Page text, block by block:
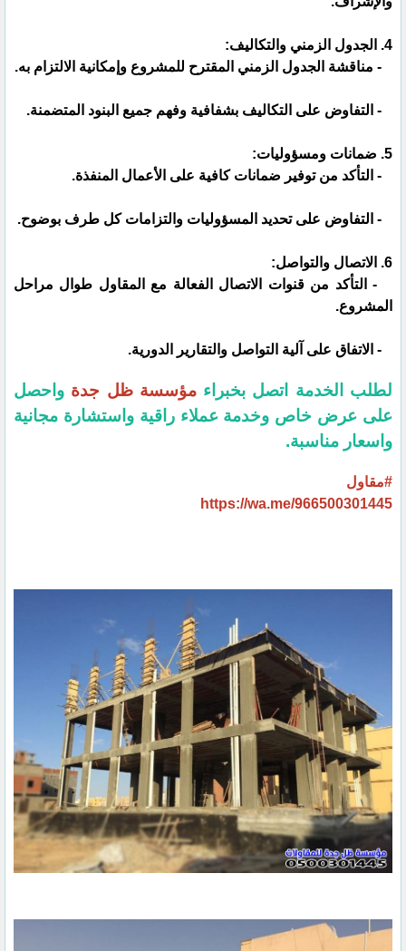
4. الجدول الزمني والتكاليف:
- مناقشة الجدول الزمني المقترح للمشروع وإمكانية الالتزام به.
- التفاوض على التكاليف بشفافية وفهم جميع البنود المتضمنة.
5. ضمانات ومسؤوليات:
- التأكد من توفير ضمانات كافية على الأعمال المنفذة.
- التفاوض على تحديد المسؤوليات والتزامات كل طرف بوضوح.
6. الاتصال والتواصل:
- التأكد من قنوات الاتصال الفعالة مع المقاول طوال مراحل
المشروع.
- الاتفاق على آلية التواصل والتقارير الدورية.
لطلب الخدمة اتصل بخبراءمؤسسة ظل جدة واحصل
على عرض خاص وخدمة عملاء راقية واستشارة مجانية
واسعار مناسبة.
#مقاول
https://wa.me/966500301445